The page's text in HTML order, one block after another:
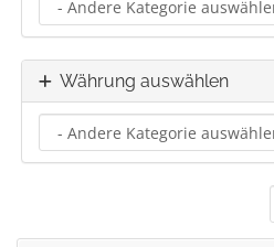
Währung auswählen